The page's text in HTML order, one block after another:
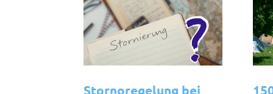
Stornoregelung bei